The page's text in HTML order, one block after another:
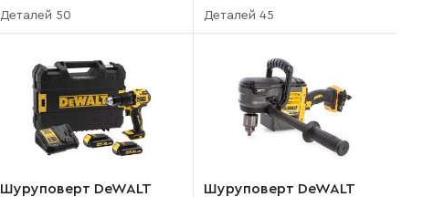
Деталей 50 Деталей 45
Шуруповерт DeWALT
Шуруповерт DeWALT